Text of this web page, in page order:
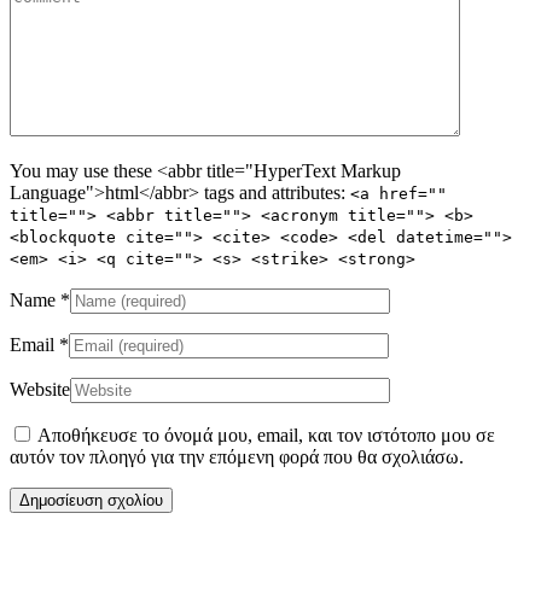
You may use these <abbr title="HyperText Markup
Language">html</abbr> tags and attributes: <a href=""
title=""> <abbr title=""> <acronym title=""> <b>
<blockquote cite=""> <cite> <code> <del datetime="">
<em> <i> <q cite=""> <s> <strike> <strong>
Name *
Email *
Website
Αποθήκευσε το όνομά μου, email, και τον ιστότοπο μου σε
αυτόν τον πλοηγό για την επόμενη φορά που θα σχολιάσω.